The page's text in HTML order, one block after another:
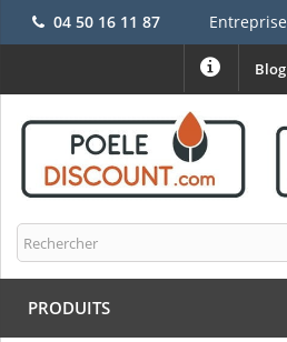
04 50 16 11 87
Blog
PRODUITS